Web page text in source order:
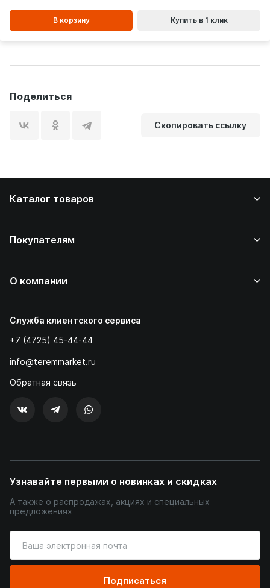
В корзину Купить в 1 клик
Поделиться
Скопировать ссылку
Каталог товаров
Покупателям
О компании
Служба клиентского сервиса
+7 (4725) 45-44-44
info@teremmarket.ru
Обратная связь
Узнавайте первыми о новинках и скидках
А также о распродажах, акциях и специальных
предложениях
ваш
адрес
Подписаться